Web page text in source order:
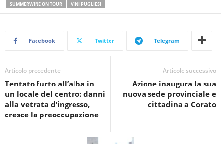
SUMMERWINE ON TOUR
VINI PUGLIESI
Facebook Twitter Telegram
Articolo precedente
Tentato furto all’alba in
un locale del centro: danni
alla vetrata d’ingresso,
cresce la preoccupazione
Articolo successivo
Azione inaugura la sua
nuova sede provinciale e
cittadina a Corato